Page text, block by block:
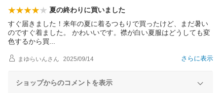
夏の終わりに買いました
すぐ届きました！来年の夏に着るつもりで買ったけど、まだ暑い
のですぐ着ました。 かわいいです。襟が白い夏服はどうしても変
色するから買
さらに表示
まゆらいんさん 2025/09/14
ショップからのコメントを表示